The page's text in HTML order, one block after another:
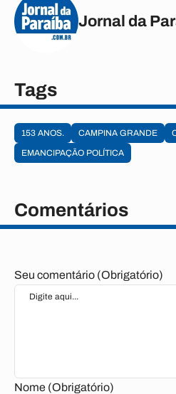
Jornal da
Tags
153 ANOS. CAMPINA GRANDE
EMANCIPAÇÃO POLÍTICA
Comentários
Seu comentário (Obrigatório)
Nome (Obrigatório)